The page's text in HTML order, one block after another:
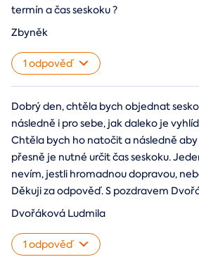
termín a čas seskoku ?
Zbyněk
1 odpověď
Dobrý den, chtěla bych objednat
následně i pro sebe, jak daleko je
Chtěla bych ho natočit a následně
přesně je nutné určit čas seskoku.
nevím, jestli hromadnou dopravou,
Děkuji za odpověď. S pozdravem
Dvořáková Ludmila
1 odpověď